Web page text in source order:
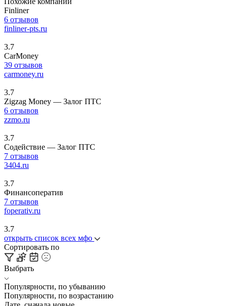
Finliner
6 отзывов
finliner-pts.ru
3.7
CarMoney
39 отзывов
carmoney.ru
3.7
Zigzag Money — Залог ПТС
6 отзывов
zzmo.ru
3.7
Содействие — Залог ПТС
7 отзывов
3404.ru
3.7
Финансоператив
7 отзывов
foperativ.ru
3.7
открыть список всех мфо
Сортировать по
Выбрать
Популярности, по убыванию
Популярности, по возрастанию